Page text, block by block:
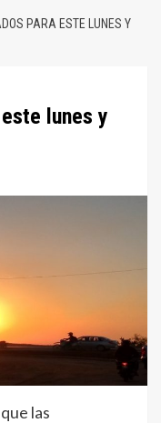
PARA ESTE LUNES Y
lunes y
las